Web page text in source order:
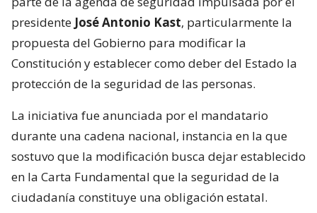
presidente José Antonio Kast, particularmente la
propuesta del Gobierno para modificar la
Constitución y establecer como deber del Estado la
protección de la seguridad de las personas.
La iniciativa fue anunciada por el mandatario
durante una cadena nacional, instancia en la que
sostuvo que la modificación busca dejar establecido
en la Carta Fundamental que la seguridad de la
ciudadanía constituye una obligación estatal.